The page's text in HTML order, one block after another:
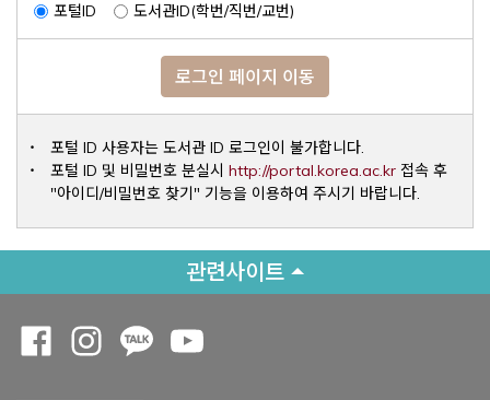
포털ID 도서관ID(학번/직번/교번)
로그인 페이지 이동
포털 ID 사용자는 도서관 ID 로그인이 불가합니다.
포털 ID 및 비밀번호 분실시 http://portal.korea.ac.krOpens a
접속 후
"아이디/비밀번호 찾기" 기능을 이용하여 주시기 바랍니다.
관련사이트
Opens a new window
Opens a new window
Opens a new window